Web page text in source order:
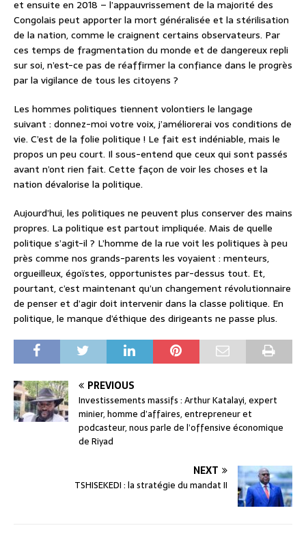
et ensuite en 2018 – l’appauvrissement de la majorité des
Congolais peut apporter la mort généralisée et la stérilisation
de la nation, comme le craignent certains observateurs. Par
ces temps de fragmentation du monde et de dangereux repli
sur soi, n’est-ce pas de réaffirmer la confiance dans le progrès
par la vigilance de tous les citoyens ?
Les hommes politiques tiennent volontiers le langage
suivant : donnez-moi votre voix, j’améliorerai vos conditions de
vie. C’est de la folie politique ! Le fait est indéniable, mais le
propos un peu court. Il sous-entend que ceux qui sont passés
avant n’ont rien fait. Cette façon de voir les choses et la
nation dévalorise la politique.
Aujourd’hui, les politiques ne peuvent plus conserver des mains
propres. La politique est partout impliquée. Mais de quelle
politique s’agit-il ? L’homme de la rue voit les politiques à peu
près comme nos grands-parents les voyaient : menteurs,
orgueilleux, égoïstes, opportunistes par-dessus tout. Et,
pourtant, c’est maintenant qu’un changement révolutionnaire
de penser et d’agir doit intervenir dans la classe politique. En
politique, le manque d’éthique des dirigeants ne passe plus.
PREVIOUS
Investissements massifs : Arthur Katalayi, expert
minier, homme d’affaires, entrepreneur et
podcasteur, nous parle de l’offensive économique
de Riyad
NEXT
TSHISEKEDI : la stratégie du mandat II